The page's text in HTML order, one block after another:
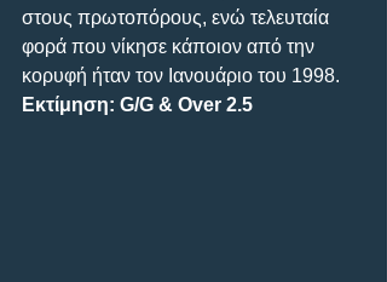
στους πρωτοπόρους, ενώ τελευταία
φορά που νίκησε κάποιον από την
κορυφή ήταν τον Ιανουάριο του 1998.
Εκτίμηση: G/G & Over 2.5